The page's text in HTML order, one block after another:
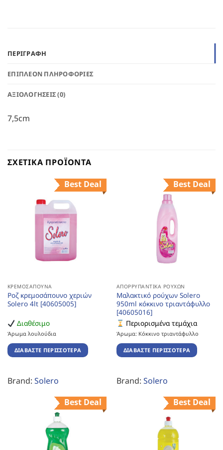
ΠΕΡΙΓΡΑΦΉ
ΕΠΙΠΛΈΟΝ ΠΛΗΡΟΦΟΡΊΕΣ
ΑΞΙΟΛΟΓΉΣΕΙΣ (0)
7,5cm
ΣΧΕΤΙΚΆ ΠΡΟΪΌΝΤΑ
Best Deal
ΚΡΕΜΟΣΆΠΟΥΝΑ
Ροζ κρεμοσάπουνο χεριών
Solero 4lt [40605005]
Διαθέσιμο
Άρωμα λουλούδια
ΔΙΑΒΆΣΤΕ ΠΕΡΙΣΣΌΤΕΡΑ
Brand: Solero
Best Deal
ΑΠΟΡΡΥΠΑΝΤΙΚΆ ΡΟΎΧΩΝ
Μαλακτικό ρούχων Solero
950ml κόκκινο τριαντάφυλλο
[40605016]
Περιορισμένα τεμάχια
Άρωμα: Κόκκινο τριαντάφυλλο
ΔΙΑΒΆΣΤΕ ΠΕΡΙΣΣΌΤΕΡΑ
Brand: Solero
Best Deal
Best Deal